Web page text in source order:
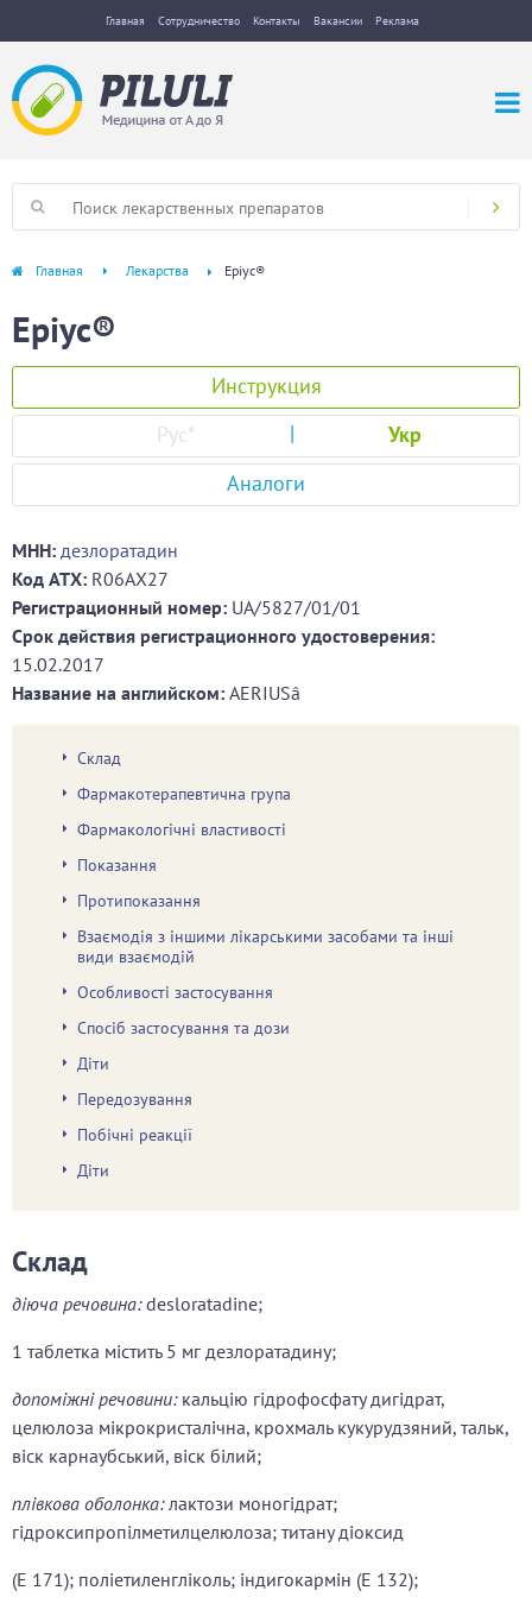
Главная Сотрудничество Контакты Вакансии Реклама
Главная Лекарства Еріус®
Еріус®
Инструкция
Рус*
Укр
Аналоги
МНН: дезлоратадин
Код ATХ: R06AX27
Регистрационный номер: UA/5827/01/01
Срок действия регистрационного удостоверения:
15.02.2017
Название на английском: AERIUSâ
Склад
Фармакотерапевтична група
Фармакологічні властивості
Показання
Протипоказання
Взаємодія з іншими лікарськими засобами та інші
види взаємодій
Особливості застосування
Спосіб застосування та дози
Діти
Передозування
Побічні реакції
Діти
Склад
діюча речовина:desloratadine;
1 таблетка містить 5 мг дезлоратадину;
допоміжні речовини:кальцію гідрофосфату дигідрат,
целюлоза мікрокристалічна, крохмаль кукурудзяний, тальк,
віск карнаубський, віск білий;
плівкова оболонка:лактози моногідрат;
гідроксипропілметилцелюлоза; титану діоксид
(Е 171); поліетиленгліколь; індигокармін (E 132);